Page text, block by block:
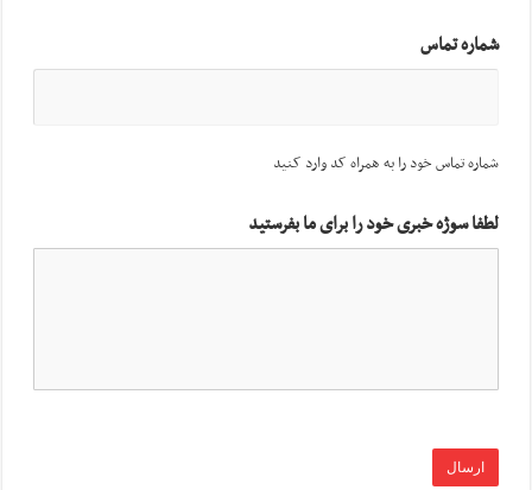
شماره تماس
شماره تماس خود را به همراه کد وارد کنید
لطفا سوژه خبری خود را برای ما بفرستید